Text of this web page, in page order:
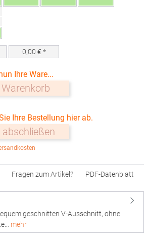
0,00 € *
Ihre Ware...
Ihre Bestellung hier ab.
abschließen
Fragen zum Artikel? PDF-Datenblatt
geschnitten V-Ausschnitt, ohne
mehr